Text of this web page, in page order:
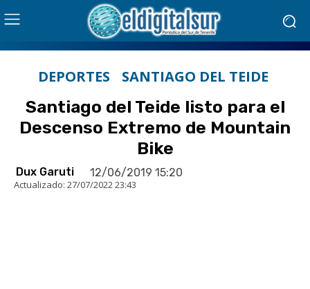
DEPORTES SANTIAGO DEL TEIDE
Santiago del Teide listo para el
Descenso Extremo de Mountain
Bike
Dux Garuti 12/06/2019 15:20
Actualizado: 27/07/2022 23:43